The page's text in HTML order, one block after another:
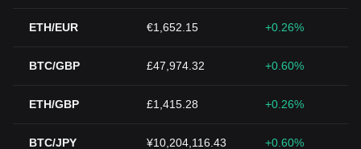
ETH/EUR €1,652.15 +0.26%
BTC/GBP £47,974.32 +0.60%
ETH/GBP £1,415.28 +0.26%
BTC/JPY ¥10,204,116.43 +0.60%